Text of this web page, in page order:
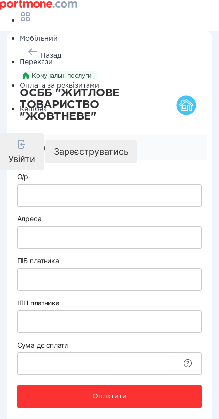
Мобільний
Перекази
Оплата за реквізитами
Кешбек
Увійти
Зареєструватись
Назад
Комунальні послуги
ОСББ "ЖИТЛОВЕ
ТОВАРИСТВО
"ЖОВТНЕВЕ"
Реквізити компанії
О/р
Адреса
ПІБ платника
ІПН платника
Сума до сплати
Оплатити